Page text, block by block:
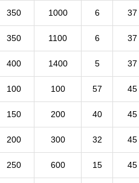
350 1000 6 37
350 1100 6 37
400 1400 5 37
100 100 57 45
150 200 40 45
200 300 32 45
250 600 15 45